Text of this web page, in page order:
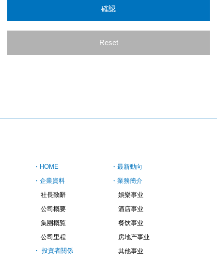
・ HOME ・ 最新動向
・ 企業資料
社長致辭
公司概要
集團概覧
公司里程
・ 業務簡介
娛樂事业
酒店事业
餐饮事业
房地产事业
其他事业
・ 投資者關係